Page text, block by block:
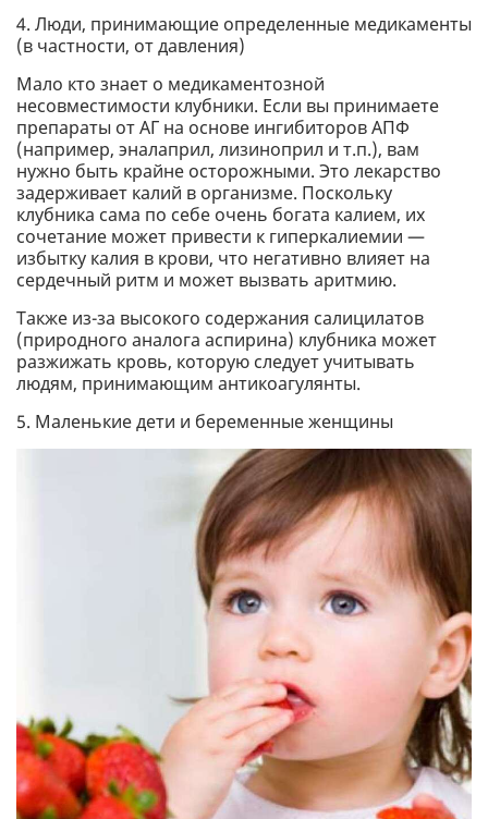
4. Люди, принимающие определенные медикаменты
(в частности, от давления)
Мало кто знает о медикаментозной
несовместимости клубники. Если вы принимаете
препараты от АГ на основе ингибиторов АПФ
(например, эналаприл, лизиноприл и т.п.), вам
нужно быть крайне осторожными. Это лекарство
задерживает калий в организме. Поскольку
клубника сама по себе очень богата калием, их
сочетание может привести к гиперкалиемии —
избытку калия в крови, что негативно влияет на
сердечный ритм и может вызвать аритмию.
Также из-за высокого содержания салицилатов
(природного аналога аспирина) клубника может
разжижать кровь, которую следует учитывать
людям, принимающим антикоагулянты.
5. Маленькие дети и беременные женщины